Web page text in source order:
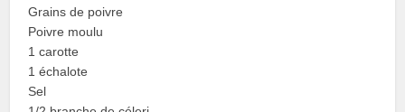
Grains de poivre
Poivre moulu
1 carotte
1 échalote
Sel